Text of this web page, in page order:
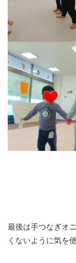
最後は手つなぎオ
くないように気を